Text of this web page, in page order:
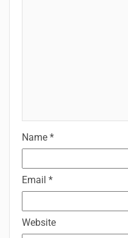
Name *
Email *
Website